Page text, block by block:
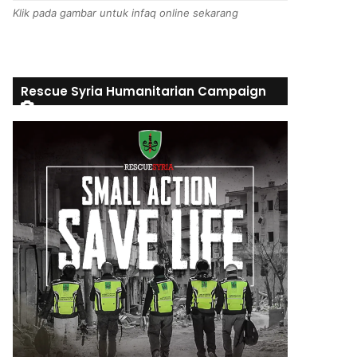
Klik pada gambar untuk infaq online sekarang
Rescue Syria Humanitarian Campaign